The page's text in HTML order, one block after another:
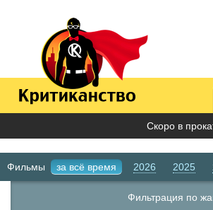
Скоро в
Фильмы за всё время 2026 2025
Фильтрация по